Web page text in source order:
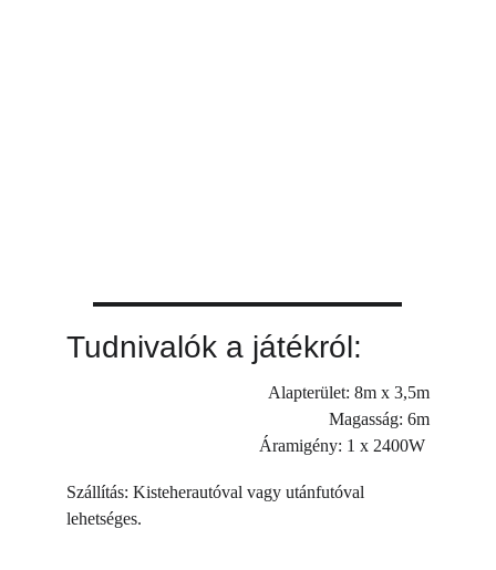
Tudnivalók a játékról:
Alapterület: 8m x 3,5m
Magasság: 6m
Áramigény: 1 x 2400W
Szállítás: Kisteherautóval vagy utánfutóval
lehetséges.